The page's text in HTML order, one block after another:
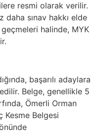
resmi olarak verilir.
daha sınav hakkı elde
geçmeleri halinde, MYK
başarılı adaylara
Belge, genellikle 5
Ömerli Orman
Kesme Belgesi